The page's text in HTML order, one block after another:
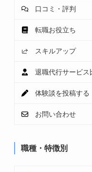
口コミ・評判
転職お役立ち
スキルアップ
退職代行サービス
体験談を投稿する
お問い合わせ
職種・特徴別